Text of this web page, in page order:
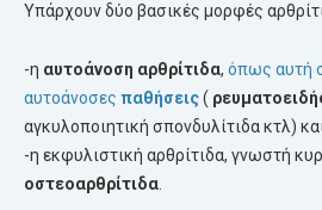
Υπάρχουν δύο βασικές μορφές
-η αυτοάνοση αρθρίτιδα, όπως αυτή
αυτοάνοσες παθήσεις(
αγκυλοποιητική σπονδυλίτιδα κτλ)
-η εκφυλιστική αρθρίτιδα, γνωστή
οστεοαρθρίτιδα